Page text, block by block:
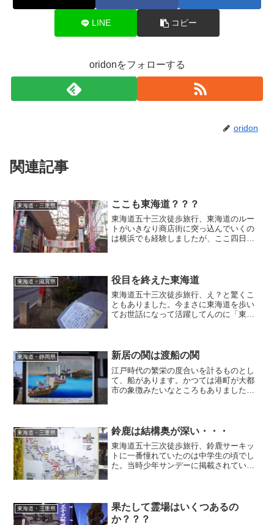
LINE コピー
oridonをフォローする
oridon
関連記事
東海道・三重県 ここも東海道？？？
東海道五十三次徒歩旅行、東海道のルー
トがいきなり商店街に突っ込んでいくの
は横浜でも経験しましたが、ここ四日市
ールが幅を利かせるようになって少なく
なってしまった商店街。ここでは懐かし
むことができそうです。
東海道・滋賀県 役目を終えた東海道
東海道五十三次徒歩旅行、え？と驚くこ
ともありました。今まさに東海道を歩い
てお世話になって活躍してんのに「東海
えたくなりましたが・・・まぁこの辺り
は仕方ないか・・・本文ご参照くださ
い・・・
東海道・静岡県 新居の関は渡船の関
江戸時代の繁栄の度合いを計るものとし
て、船があります。かつては港町が大都
市の象徴みたいなところもありました。
要性が窺い知れますね。
東海道・三重県 鈴鹿は結構奥が深い・・・
東海道五十三次徒歩旅行、鈴鹿サーキッ
トに一番憧れていたのは中学生の頃でし
た。当時少年サンデーに掲載されていた
でしょうか？最近バイクには疎くなって
しまいました・・・
東海道・三重県
果たして霊場はいくつあるの
か？？？